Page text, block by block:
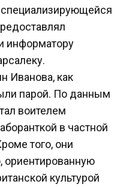
информатору
Иванова, как
парой. По данным
воителем
в частной
того, они
ориентированную
культурой